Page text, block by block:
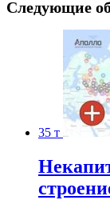
Следующие
35 т